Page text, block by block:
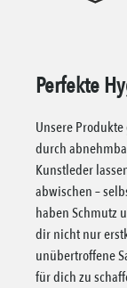
Perfekte
Unsere
durch
Kunstleder
abwischen –
haben Schmutz
dir nicht nur
unübertroffene
für dich zu